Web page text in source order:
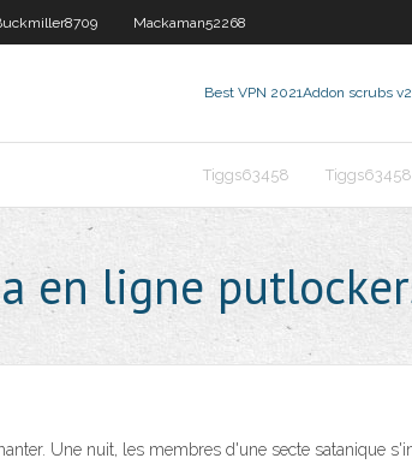
Mackaman52268
Best VPN 2021Addon scrubs v2
Tiggs63458 Tiggs63458
en ligne
Une nuit, les membres d'une secte satanique